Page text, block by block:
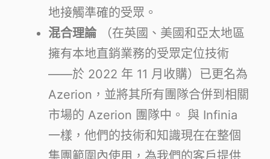
地接觸準確的受眾。
混合理論 （在英國、美國和亞太地區
擁有本地直銷業務的受眾定位技術
——於 2022 年 11 月收購）已更名為
Azerion，並將其所有團隊合併到相關
市場的 Azerion 團隊中。 與 Infinia
一樣，他們的技術和知識現在在整個
集團範圍內使用，為我們的客戶提供